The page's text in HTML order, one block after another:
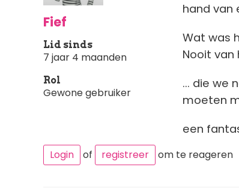
Fief
Lid sinds
7 jaar 4 maanden
Rol
Gewone gebruiker
hand van
Wat was
Nooit van
... die we
moeten
een
Login of registreer om te reageren